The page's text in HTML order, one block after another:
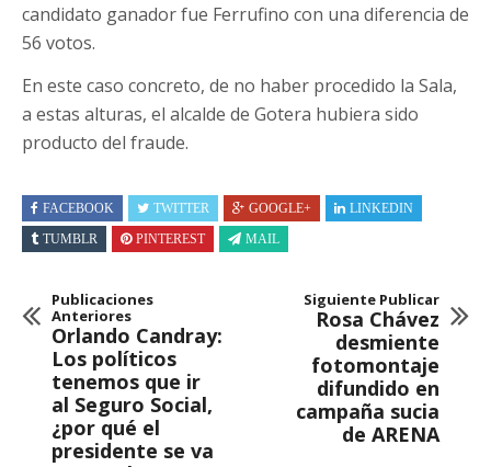
candidato ganador fue Ferrufino con una diferencia de
56 votos.
En este caso concreto, de no haber procedido la Sala,
a estas alturas, el alcalde de Gotera hubiera sido
producto del fraude.
FACEBOOK TWITTER GOOGLE+
LINKEDIN
TUMBLR
PINTEREST MAIL
Publicaciones
Anteriores
Orlando Candray:
Los políticos
tenemos que ir
al Seguro Social,
¿por qué el
presidente se va
Siguiente Publicar
Rosa Chávez
desmiente
fotomontaje
difundido en
campaña sucia
de ARENA